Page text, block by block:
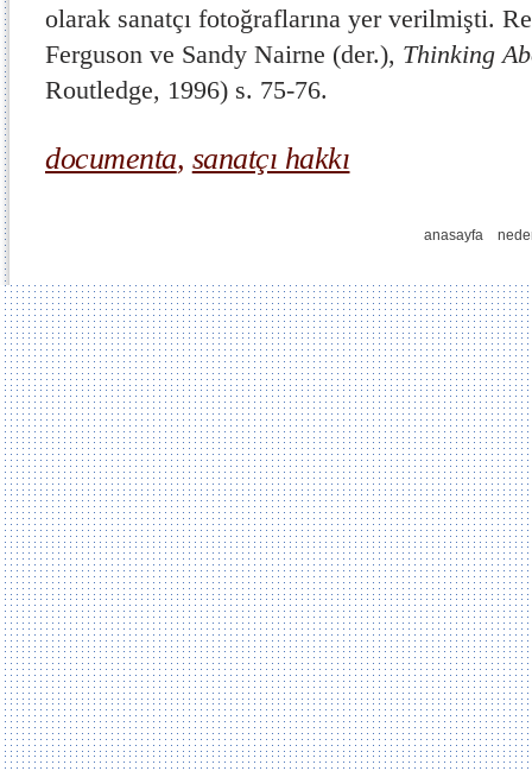
olarak sanatçı fotoğraflarına yer verilmişti.
Ferguson ve Sandy Nairne (der.), Thinking
Routledge, 1996) s. 75-76.
documenta, sanatçı hakkı
anasayfa